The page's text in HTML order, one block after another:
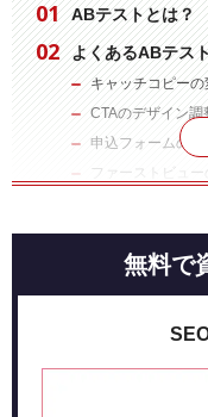
ABテストとは？
よくあるABテス
キャッチコピーの
CTAのデザイン調
申込フォームの編
ファーストビュー
Googleアナリテ
Googleアナリテ
無料で